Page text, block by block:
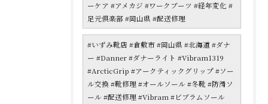
ーケア #アメカジ #ワークブーツ #経年変化 #
足元倶楽部 #岡山県 #配送修理
#いずみ靴店 #倉敷市 #岡山県 #北海道 #ダナ
ー #Danner #ダナーライト #Vibram1319
#ArcticGrip #アークティックグリップ #ソー
ル交換 #靴修理 #オールソール #冬靴 #防滑ソ
ール #配送修理 #Vibram #ビブラムソール